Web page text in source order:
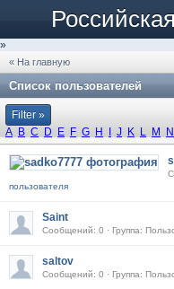
»
« На главную
Список пользователей
Filter »
A B C D E F G H J K L M N
пользователя
Saint
Сообщений: 0 · Группа:
saltov
Сообщений: 0 · Группа: